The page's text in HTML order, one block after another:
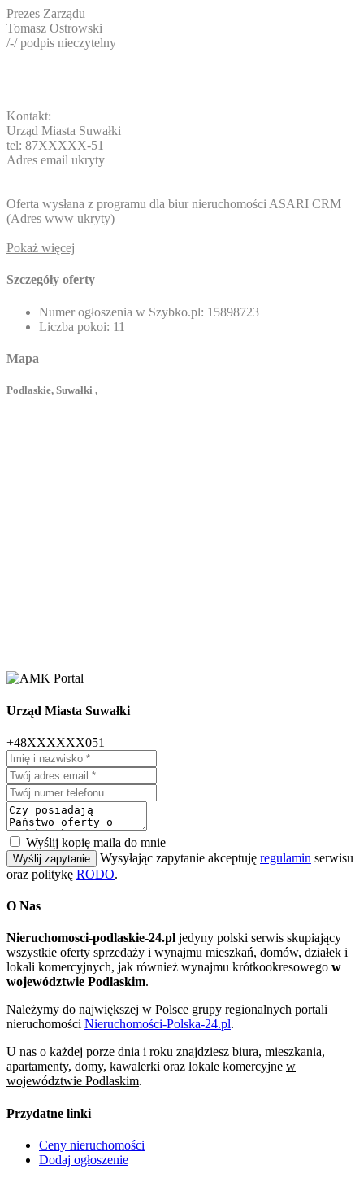
Prezes Zarządu
Tomasz Ostrowski
/-/ podpis nieczytelny
Kontakt:
Urząd Miasta Suwałki
tel: 87XXXXX-51
Adres email ukryty
Oferta wysłana z programu dla biur nieruchomości ASARI CRM
(Adres www ukryty)
Pokaż więcej
Szczegóły oferty
Numer ogłoszenia w Szybko.pl: 15898723
Liczba pokoi: 11
Mapa
Podlaskie, Suwałki ,
Urząd Miasta Suwałki
+48XXXXXX051
Wyślij kopię maila do mnie
Wyślij zapytanie Wysyłając zapytanie akceptuję regulamin serwisu
oraz politykę RODO.
O Nas
Nieruchomosci-podlaskie-24.pl jedyny polski serwis skupiający
wszystkie oferty sprzedaży i wynajmu mieszkań, domów, działek i
lokali komercyjnych, jak również wynajmu krótkookresowego w
województwie Podlaskim.
Należymy do największej w Polsce grupy regionalnych portali
nieruchomości Nieruchomości-Polska-24.pl.
U nas o każdej porze dnia i roku znajdziesz biura, mieszkania,
apartamenty, domy, kawalerki oraz lokale komercyjne w
województwie Podlaskim.
Przydatne linki
Ceny nieruchomości
Dodaj ogłoszenie